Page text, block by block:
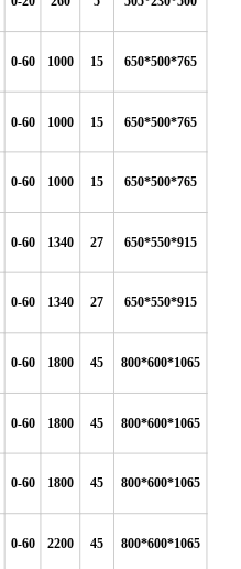
0-60 1000 15 650*500*765
0-60 1000 15 650*500*765
0-60 1000 15 650*500*765
0-60 1340 27 650*550*915
0-60 1340 27 650*550*915
0-60 1800 45 800*600*1065
0-60 1800 45 800*600*1065
0-60 1800 45 800*600*1065
0-60 2200 45 800*600*1065